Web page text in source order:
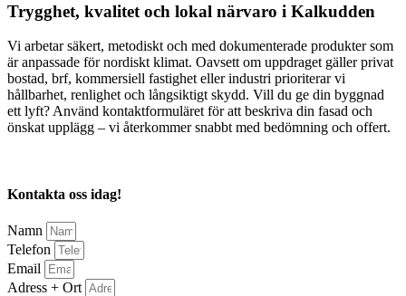
Trygghet, kvalitet och lokal närvaro i Kalkudden
Vi arbetar säkert, metodiskt och med dokumenterade produkter som
är anpassade för nordiskt klimat. Oavsett om uppdraget gäller privat
bostad, brf, kommersiell fastighet eller industri prioriterar vi
hållbarhet, renlighet och långsiktigt skydd. Vill du ge din byggnad
ett lyft? Använd kontaktformuläret för att beskriva din fasad och
önskat upplägg – vi återkommer snabbt med bedömning och offert.
Kontakta oss idag!
Namn
Telefon
Email
Adress + Ort